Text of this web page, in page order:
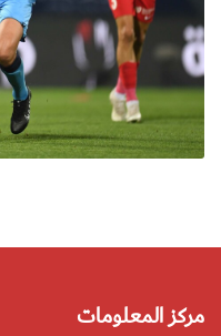
مركز المعلومات